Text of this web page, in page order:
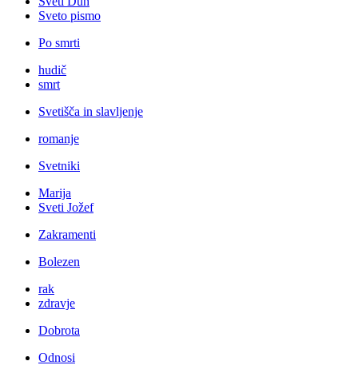
Sveto pismo
Po smrti
hudič
smrt
Svetišča in slavljenje
romanje
Svetniki
Marija
Sveti Jožef
Zakramenti
Bolezen
rak
zdravje
Dobrota
Odnosi